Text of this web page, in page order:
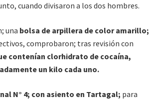
cuando divisaron a los dos hombres.
una bolsa de arpillera de color amarillo;
comprobaron; tras revisión con
contenían clorhidrato de cocaína,
un kilo cada uno.
N° 4; con asiento en Tartagal; para